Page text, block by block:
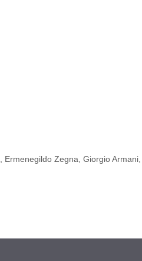
Ermenegildo Zegna ,Giorgio Armani